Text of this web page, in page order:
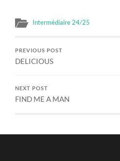
Intermédiaire 24/25
PREVIOUS POST
DELICIOUS
NEXT POST
FIND ME A MAN